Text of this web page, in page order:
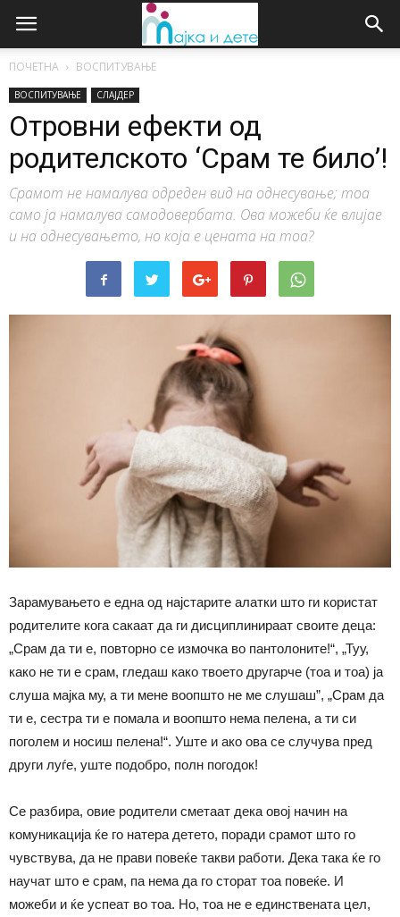
ПОЧЕТНА ВОСПИТУВАЊЕ
ВОСПИТУВАЊЕ СЛАЈДЕР
Отровни ефекти од
родителското ‘Срам те било’!
Срамот не намалува одреден вид на однесување; тоа
само ја намалува самодовербата. Ова можеби ќе влијае
и на однесувањето, но која е цената на тоа?
Зарамувањето е една од најстарите алатки што ги користат
родителите кога сакаат да ги дисциплинираат своите деца:
„Срам да ти е, повторно се измочка во пантолоните!“, „Туу,
како не ти е срам, гледаш како твоето другарче (тоа и тоа) ја
слуша мајка му, а ти мене воопшто не ме слушаш”, „Срам да
ти е, сестра ти е помала и воопшто нема пелена, а ти си
поголем и носиш пелена!“. Уште и ако ова се случува пред
други луѓе, уште подобро, полн погодок!
Се разбира, овие родители сметаат дека овој начин на
комуникација ќе го натера детето, поради срамот што го
чувствува, да не прави повеќе такви работи. Дека така ќе го
научат што е срам, па нема да го сторат тоа повеќе. И
можеби и ќе успеат во тоа. Но, тоа не е единствената цел,